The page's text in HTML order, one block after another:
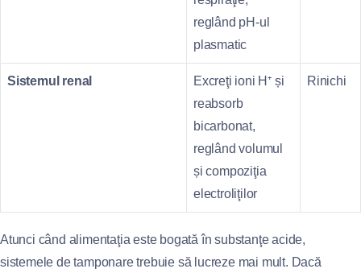
reglând pH‑ul
plasmatic
Sistemul renal
Excreţi ioni H⁺ și
reabsorb
bicarbonat,
reglând volumul
și compoziţia
electroliţilor
Rinichi
Atunci când alimentaţia este bogată în substanţe acide,
sistemele de tamponare trebuie să lucreze mai mult. Dacă